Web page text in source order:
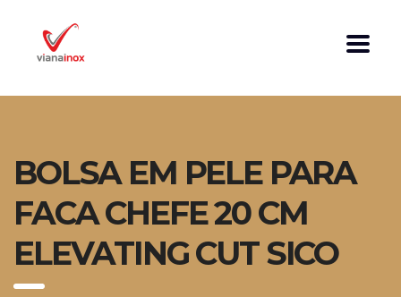
BOLSA EM PELE PARA
FACA CHEFE 20 CM
ELEVATING CUT SICO